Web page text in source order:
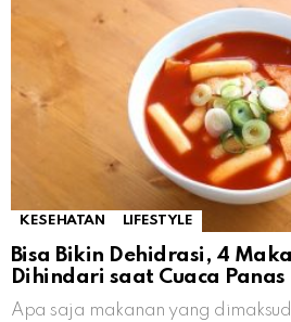
KESEHATAN LIFESTYLE
Bisa Bikin Dehidrasi, 4
Dihindari saat Cuaca Panas
Apa saja makanan yang